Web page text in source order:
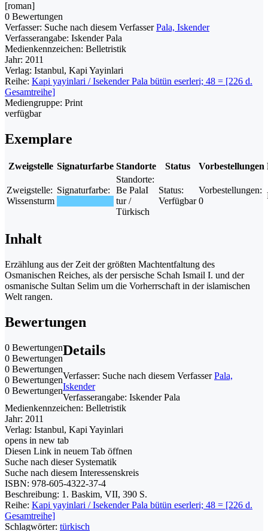
[roman]
0 Bewertungen
Verfasser: Suche nach diesem Verfasser Pala, Iskender
Verfasserangabe: Iskender Pala
Medienkennzeichen: Belletristik
Jahr: 2011
Verlag: Istanbul, Kapi Yayinlari
Reihe: Kapi yayinlari / Isekender Pala bütün eserleri; 48 = [226 d.
Gesamtreihe]
Mediengruppe: Print
verfügbar
Exemplare
Zweigstelle Signaturfarbe Standorte Status Vorbestellungen
Zweigstelle:
Wissensturm
Signaturfarbe:
Standorte:
Be PalaI
tur /
Türkisch
Status:
Verfügbar
Vorbestellungen:
0
Inhalt
Erzählung aus der Zeit der größten Machtentfaltung des
Osmanischen Reiches, als der persische Schah Ismail I. und der
osmanische Sultan Selim um die Vorherrschaft in der islamischen
Welt rangen.
Bewertungen
0 Bewertungen
0 Bewertungen
0 Bewertungen
0 Bewertungen
0 Bewertungen
Details
Verfasser: Suche nach diesem Verfasser Pala,
Iskender
Verfasserangabe: Iskender Pala
Medienkennzeichen: Belletristik
Jahr: 2011
Verlag: Istanbul, Kapi Yayinlari
opens in new tab
Diesen Link in neuem Tab öffnen
Suche nach dieser Systematik
Suche nach diesem Interessenskreis
ISBN: 978-605-4322-37-4
Beschreibung: 1. Baskim, VII, 390 S.
Reihe: Kapi yayinlari / Isekender Pala bütün eserleri; 48 = [226 d.
Gesamtreihe]
Schlagwörter: türkisch